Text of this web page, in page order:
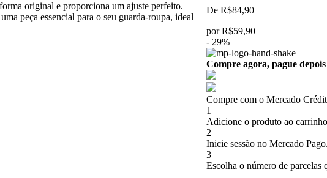
De R$84,90
por R$59,90
- 29%
Compre agora, pague depois
Compre com o Mercado
1
Adicione o produto ao
2
Inicie sessão no Mercado Pago.
3
Escolha o número de parcelas
original e proporciona um ajuste perfeito.
peça essencial para o seu guarda-roupa, ideal